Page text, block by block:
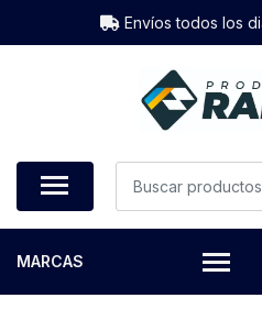
Envíos todos los
MARCAS